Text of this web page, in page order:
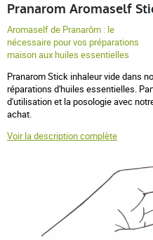
Pranarom Aromaself
Aromaself de Pranarôm : le
nécessaire pour vos préparations
maison aux huiles essentielles
Pranarom Stick inhaleur vide dans
réparations d'huiles essentielles.
d'utilisation et la posologie avec
achat.
Voir la description complète